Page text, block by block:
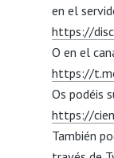
en el
https://
O en el
https://
Os podéis
https://
También